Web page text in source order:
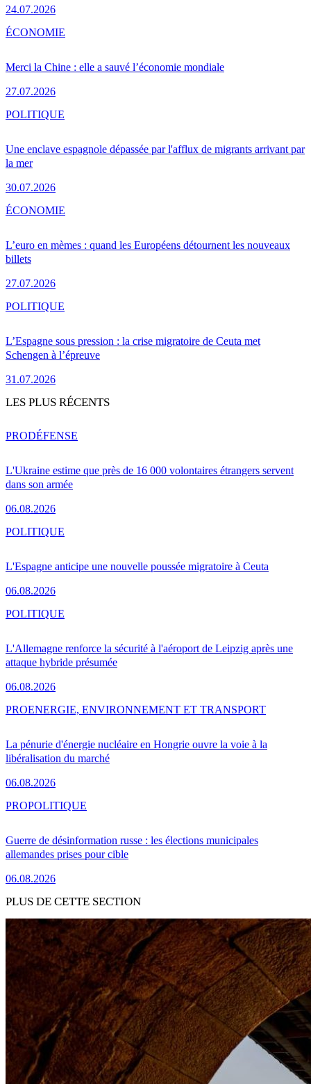
24.07.2026
Merci la Chine : elle a sauvé l’économie mondiale
27.07.2026
ÉCONOMIE
Une enclave espagnole dépassée par l'afflux de migrants arrivant par
la mer
30.07.2026
POLITIQUE
L’euro en mèmes : quand les Européens détournent les nouveaux
billets
27.07.2026
ÉCONOMIE
L’Espagne sous pression : la crise migratoire de Ceuta met
Schengen à l’épreuve
31.07.2026
POLITIQUE
LES PLUS RÉCENTS
L'Ukraine estime que près de 16 000 volontaires étrangers servent
dans son armée
06.08.2026
PRODÉFENSE
L'Espagne anticipe une nouvelle poussée migratoire à Ceuta
06.08.2026
POLITIQUE
L'Allemagne renforce la sécurité à l'aéroport de Leipzig après une
attaque hybride présumée
06.08.2026
POLITIQUE
La pénurie d'énergie nucléaire en Hongrie ouvre la voie à la
libéralisation du marché
06.08.2026
PROENERGIE, ENVIRONNEMENT ET TRANSPORT
Guerre de désinformation russe : les élections municipales
allemandes prises pour cible
06.08.2026
PROPOLITIQUE
PLUS DE CETTE SECTION